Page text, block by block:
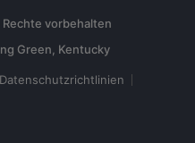
vorbehalten
Datenschutzrichtlinien